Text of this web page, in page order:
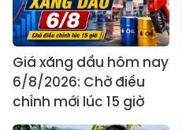
Giá xăng dầu hôm nay
6/8/2026: Chờ điều
chỉnh mới lúc 15 giờ